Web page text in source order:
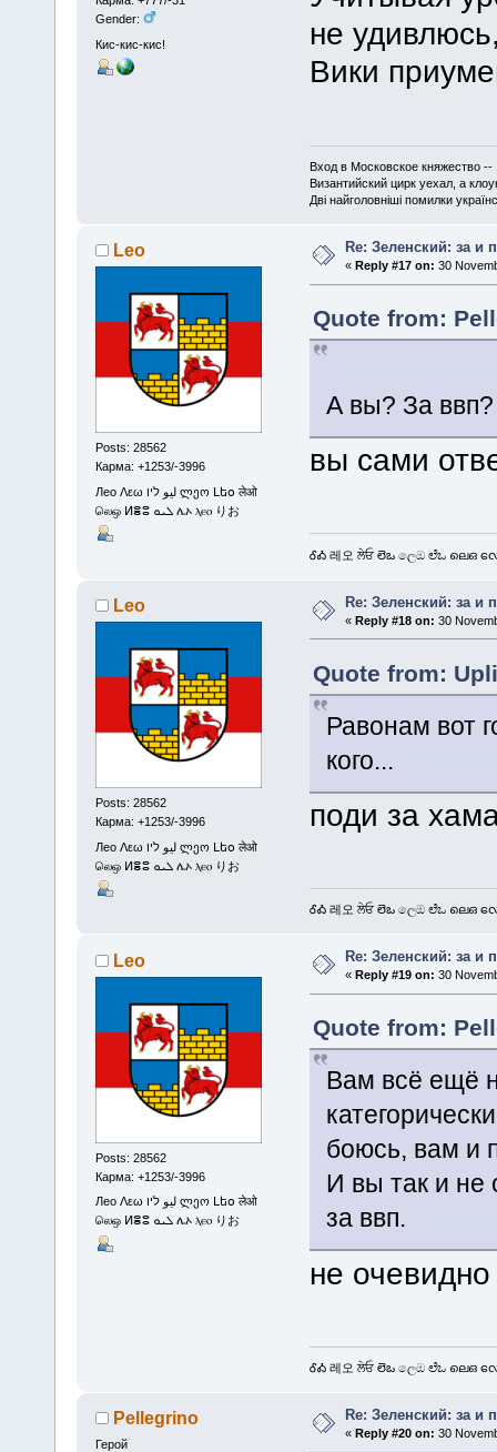
Gender:
Кис-кис-кис!
не
Вики
Вход в Московское княжество
Византийский цирк уехал, а
Дві найголовніші помилки
Leo
Posts: 28562
Карма: +1253/-3996
Лео Λεω ليو ליו ლეო Լեօ लेओ
லெஒ ⵍⴻⵓ ܠܝܘ ሌኦ ⲗⲉⲟ りお
Re: Зеленский: за и
«Reply #17 on: 30
Quote from:
А вы? За ввп?
вы сами
ᎴᎣ 레오 ਲੇਓ లెఒ ලෙඔ ಲೆಒ ലെഒ လ
Leo
Posts: 28562
Карма: +1253/-3996
Лео Λεω ليو ליו ლეო Լեօ लेओ
லெஒ ⵍⴻⵓ ܠܝܘ ሌኦ ⲗⲉⲟ りお
Re: Зеленский: за и
«Reply #18 on: 30
Quote from:
Равонам вот
кого...
поди за
ᎴᎣ 레오 ਲੇਓ లెఒ ලෙඔ ಲೆಒ ലെഒ လ
Leo
Posts: 28562
Карма: +1253/-3996
Лео Λεω ليو ליו ლეო Լեօ लेओ
லெஒ ⵍⴻⵓ ܠܝܘ ሌኦ ⲗⲉⲟ りお
Re: Зеленский: за и
« Reply #19 on: 30
Quote from:
Вам всё ещё
боюсь, вам и
И вы так и не
за ввп.
не очевидно
ᎴᎣ 레오 ਲੇਓ లెఒ ලෙඔ ಲೆಒ ലെഒ လ
Pellegrino
Герой
Re: Зеленский: за и
«Reply #20 on: 30